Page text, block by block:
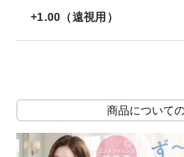
+1.00（遠視用）
商品について